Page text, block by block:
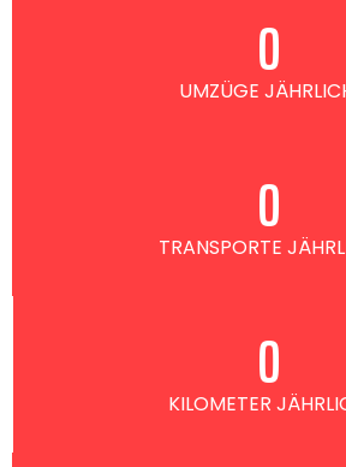
UMZÜGE0
TRANSPORTE
0
KILOMETER
0